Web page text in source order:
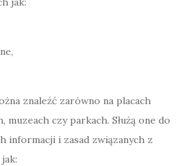
znaleźć zarówno na placach
muzeach czy parkach. Służą one do
informacji i zasad związanych z